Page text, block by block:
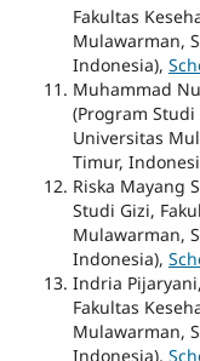
Fakultas
Mulawarman,
Indonesia),
Muhammad
(Program Studi
Universitas
Timur,
Riska Mayang
Studi Gizi,
Mulawarman,
Indonesia),
Indria
Fakultas
Mulawarman,
Indonesia),